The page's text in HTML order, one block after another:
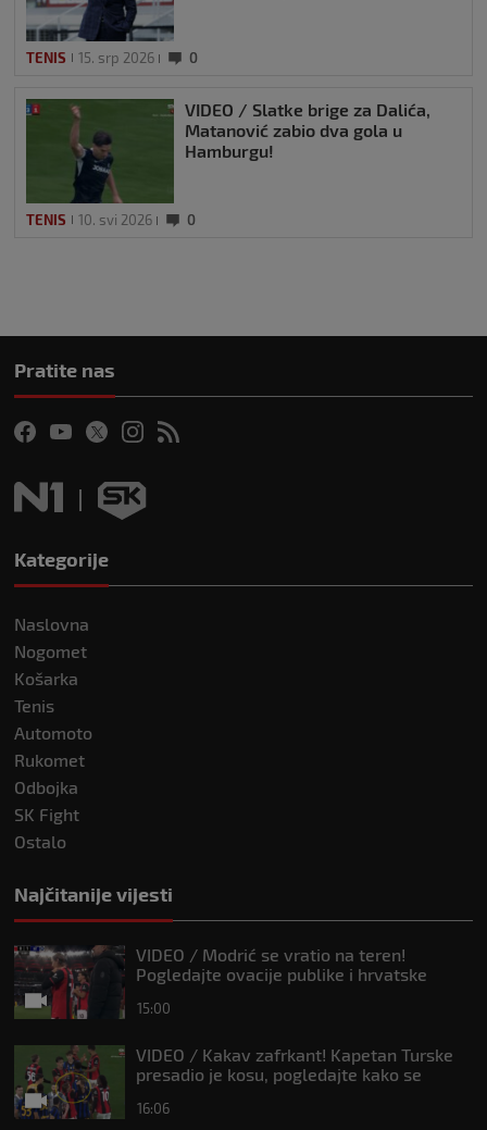
TENIS 15. srp 2026 0
VIDEO / Slatke brige za Dalića,
Matanović zabio dva gola u
Hamburgu!
TENIS 10. svi 2026 0
Pratite nas
Kategorije
Naslovna
Nogomet
Košarka
Tenis
Automoto
Rukomet
Odbojka
SK Fight
Ostalo
Najčitanije vijesti
VIDEO / Modrić se vratio na teren!
Pogledajte ovacije publike i hrvatske
15:00
VIDEO / Kakav zafrkant! Kapetan Turske
presadio je kosu, pogledajte kako se
16:06